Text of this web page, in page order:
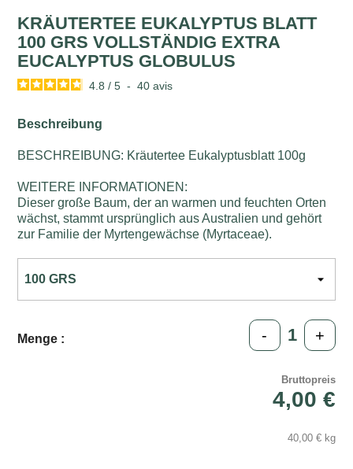
KRÄUTERTEE EUKALYPTUS BLATT
100 GRS VOLLSTÄNDIG EXTRA
EUCALYPTUS GLOBULUS
4.8 / 5 - 40avis
Beschreibung
BESCHREIBUNG: Kräutertee Eukalyptusblatt 100g
WEITERE INFORMATIONEN:
Dieser große Baum, der an warmen und feuchten Orten
wächst, stammt ursprünglich aus Australien und gehört
zur Familie der Myrtengewächse (Myrtaceae).
Menge : - +
Bruttopreis
4,00 €
40,00 € kg